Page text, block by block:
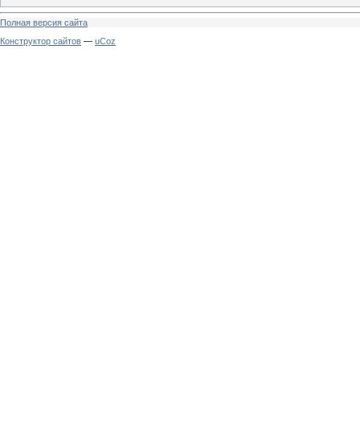
Полная версия сайта
Конструктор сайтов — uCoz